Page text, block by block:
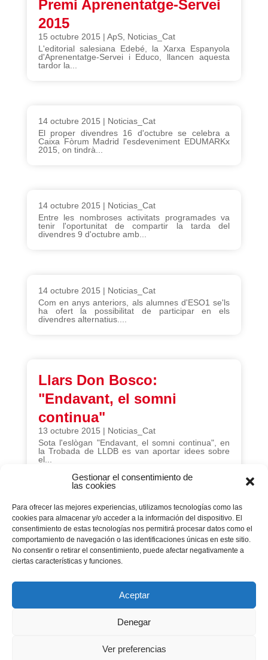
Gestionar el consentimiento de
las cookies
Para ofrecer las mejores experiencias, utilizamos tecnologías como las
cookies para almacenar y/o acceder a la información del dispositivo. El
consentimiento de estas tecnologías nos permitirá procesar datos como el
comportamiento de navegación o las identificaciones únicas en este sitio.
No consentir o retirar el consentimiento, puede afectar negativamente a
ciertas características y funciones.
Aceptar
Denegar
Ver preferencias
Premi Aprenentatge-Servei
2015
15 octubre 2015 | ApS, Noticias_Cat
L'editorial salesiana Edebé, la Xarxa Espanyola
d'Aprenentatge-Servei i Educo, llancen aquesta
tardor la...
14 octubre 2015 | Noticias_Cat
El proper divendres 16 d'octubre se celebra a
Caixa Fòrum Madrid l'esdeveniment EDUMARKx
2015, on tindrà...
14 octubre 2015 | Noticias_Cat
Entre les nombroses activitats programades va
tenir l'oportunitat de compartir la tarda del
divendres 9 d'octubre amb...
14 octubre 2015 | Noticias_Cat
Com en anys anteriors, als alumnes d'ESO1 se'ls
ha ofert la possibilitat de participar en els
divendres alternatius....
Llars Don Bosco:
"Endavant, el somni
continua"
13 octubre 2015 | Noticias_Cat
Sota l'eslògan "Endavant, el somni continua", en
la Trobada de LLDB es van aportar idees sobre
el...
Página 50 de 195
« PRIMERA « ... 10 20